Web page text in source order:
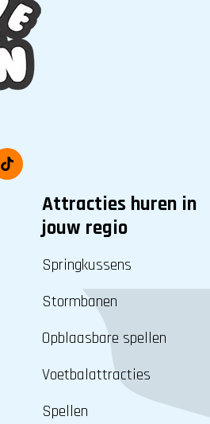
Attracties huren in
jouw regio
Springkussens
Stormbanen
Opblaasbare spellen
Voetbalattracties
Spellen